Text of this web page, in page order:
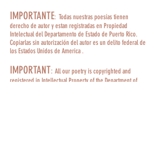
IMPORTANTE: Todas nuestras poesías tienen
derecho de autor y estan registradas en Propiedad
Intelectual del Departamento de Estado de Puerto Rico.
Copiarlas sin autorización del autor es un delito federal de
los Estados Unidos de America .
IMPORTANT: All our poetry is copyrighted and
registered in Intellectual Property of the Department of